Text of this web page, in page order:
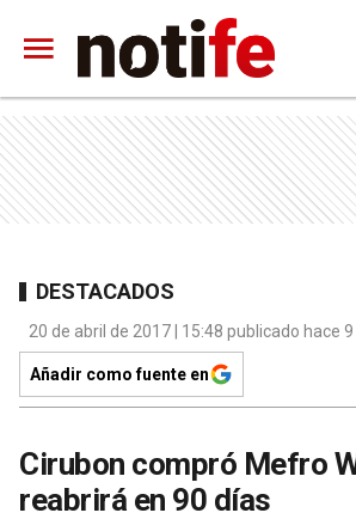
DESTACADOS
20 de abril de 2017 | 15:48 publicado hace
Añadir como fuente en
Cirubon compró Mefro
reabrirá en 90 días